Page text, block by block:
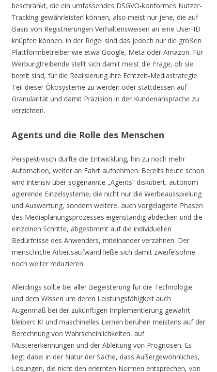
beschränkt, die ein umfassendes DSGVO-konformes Nutzer-
Tracking gewährleisten können, also meist nur jene, die auf
Basis von Registrierungen Verhaltensweisen an eine User-ID
knüpfen können. In der Regel sind das jedoch nur die großen
Plattformbetreiber wie etwa Google, Meta oder Amazon. Für
Werbungtreibende stellt sich damit meist die Frage, ob sie
bereit sind, für die Realisierung ihre Echtzeit-Mediastrategie
Teil dieser Ökosysteme zu werden oder stattdessen auf
Granularität und damit Präzision in der Kundenansprache zu
verzichten.
Agents und die Rolle des Menschen
Perspektivisch dürfte die Entwicklung, hin zu noch mehr
Automation, weiter an Fahrt aufnehmen. Bereits heute schon
wird intensiv über sogenannte „Agents“ diskutiert, autonom
agierende Einzelsysteme, die nicht nur die Werbeausspielung
und Auswertung, sondern weitere, auch vorgelagerte Phasen
des Mediaplanungsprozesses eigenständig abdecken und die
einzelnen Schritte, abgestimmt auf die individuellen
Bedürfnisse des Anwenders, miteinander verzahnen. Der
menschliche Arbeitsaufwand ließe sich damit zweifelsohne
noch weiter reduzieren.
Allerdings sollte bei aller Begeisterung für die Technologie
und dem Wissen um deren Leistungsfähigkeit auch
Augenmaß bei der zukünftigen Implementierung gewahrt
bleiben: KI und maschinelles Lernen beruhen meistens auf der
Berechnung von Wahrscheinlichkeiten, auf
Mustererkennungen und der Ableitung von Prognosen. Es
liegt dabei in der Natur der Sache, dass Außergewöhnliches,
Lösungen, die nicht den erlernten Normen entsprechen, von